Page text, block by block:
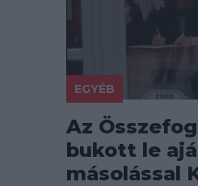
EGYÉB
Az
bukott le
másolással